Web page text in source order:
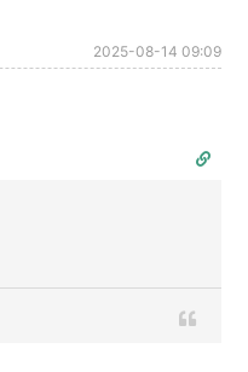
2025-08-14 09:09